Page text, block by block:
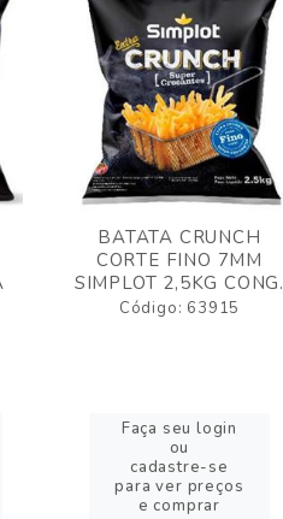
BATATA CRUNCH
CORTE FINO 7MM
SIMPLOT 2,5KG CONG.
Código: 63915
Faça seu login
ou
cadastre-se
para ver preços
e comprar